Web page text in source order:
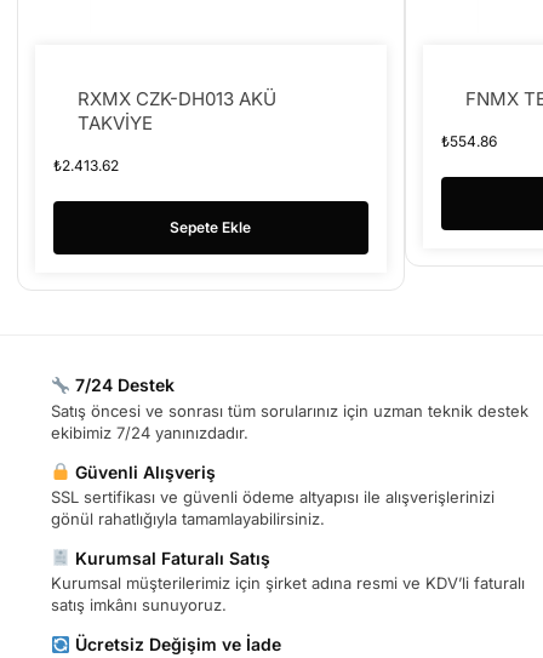
RXMX CZK-DH013 AKÜ
TAKVİYE
₺2.413.62
Sepete Ekle
FNMX
₺554.86
7/24 Destek
Satış öncesi ve sonrası tüm sorularınız için uzman teknik destek
ekibimiz 7/24 yanınızdadır.
Güvenli Alışveriş
SSL sertifikası ve güvenli ödeme altyapısı ile alışverişlerinizi
gönül rahatlığıyla tamamlayabilirsiniz.
Kurumsal Faturalı Satış
Kurumsal müşterilerimiz için şirket adına resmi ve KDV’li faturalı
satış imkânı sunuyoruz.
Ücretsiz Değişim ve İade